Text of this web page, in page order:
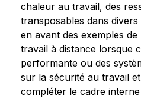
chaleur au travail, des
transposables dans
en avant des exemples
travail à distance lorsque
performante ou des
sur la sécurité au travail
compléter le cadre